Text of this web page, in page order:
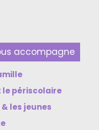
accompagne
le périscolaire
& les jeunes